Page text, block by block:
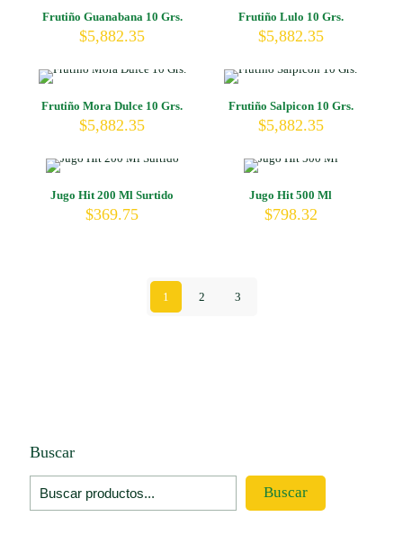
Frutiño Guanabana 10 Grs.
$5,882.35
Frutiño Lulo 10 Grs.
$5,882.35
Frutiño Mora Dulce 10 Grs.
$5,882.35
Frutiño Salpicon 10 Grs.
$5,882.35
Jugo Hit 200 Ml Surtido
$369.75
Jugo Hit 500 Ml
$798.32
1 2 3
Buscar
Buscar